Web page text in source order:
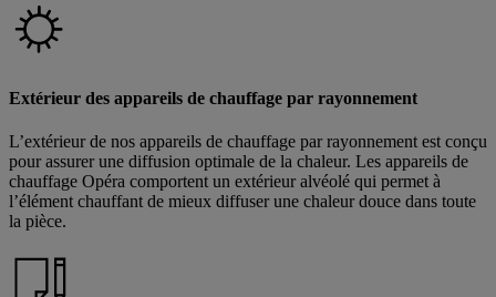
Extérieur des appareils de chauffage par rayonnement
L’extérieur de nos appareils de chauffage par rayonnement est conçu
pour assurer une diffusion optimale de la chaleur. Les appareils de
chauffage Opéra comportent un extérieur alvéolé qui permet à
l’élément chauffant de mieux diffuser une chaleur douce dans toute
la pièce.